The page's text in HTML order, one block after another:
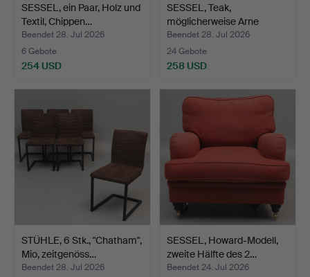
SESSEL, ein Paar, Holz und
Textil, Chippen…
Beendet 28. Jul 2026
6 Gebote
254 USD
SESSEL, Teak,
möglicherweise Arne
Hovmand-…
Beendet 28. Jul 2026
24 Gebote
258 USD
STÜHLE, 6 Stk., "Chatham",
Mio, zeitgenöss…
Beendet 28. Jul 2026
SESSEL, Howard-Modell,
zweite Hälfte des 2…
Beendet 24. Jul 2026